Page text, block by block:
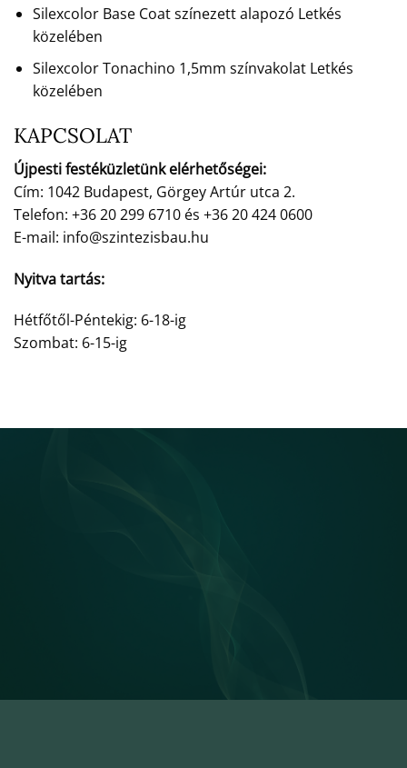
Silexcolor Base Coat színezett alapozó Letkés
közelében
Silexcolor Tonachino 1,5mm színvakolat Letkés
közelében
KAPCSOLAT
Újpesti festéküzletünk elérhetőségei:
Cím: 1042 Budapest, Görgey Artúr utca 2.
Telefon: +36 20 299 6710 és +36 20 424 0600
E-mail: info@szintezisbau.hu
Nyitva tartás:
Hétfőtől-Péntekig: 6-18-ig
Szombat: 6-15-ig